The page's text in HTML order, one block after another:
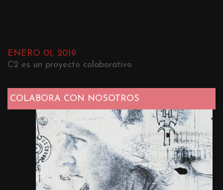
ENERO 01, 2019
C2 es un proyecto colaborativo
COLABORA CON NOSOTROS